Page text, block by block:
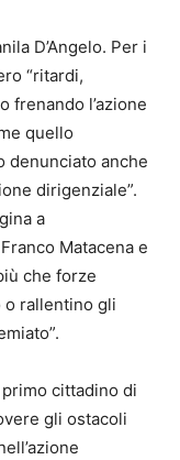
D’Angelo. Per i
“ritardi,
frenando l’azione
quello
denunciato anche
dirigenziale”.
a
Matacena e
che forze
rallentino gli
cittadino di
gli ostacoli